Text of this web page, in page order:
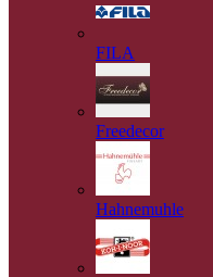
FILA
Freedecor
Hahnemuhle